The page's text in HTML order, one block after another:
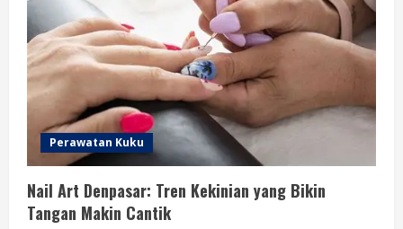
Perawatan Kuku
Nail Art Denpasar: Tren Kekinian yang Bikin
Tangan Makin Cantik